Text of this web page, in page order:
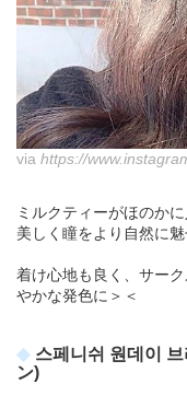
via https://
ミルクティーがほのか
美しく瞳をより自然に
着け心地も良く、サー
やかな発色に＞＜
스페니쉬 원데이
ン)